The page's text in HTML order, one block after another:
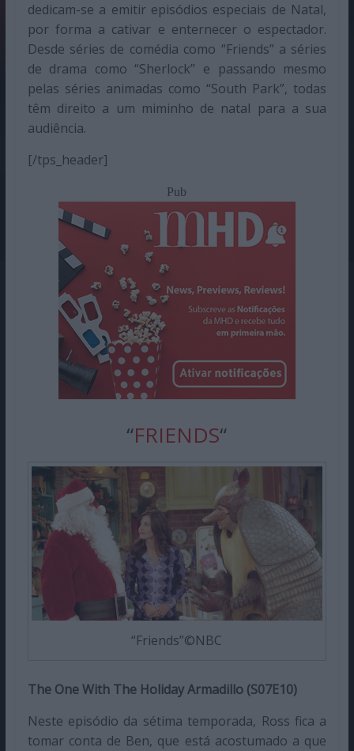
dedicam-se a emitir episódios especiais de Natal,
por forma a cativar e enternecer o espectador.
Desde séries de comédia como “Friends” a séries
de drama como “Sherlock” e passando mesmo
pelas séries animadas como “South Park”, todas
têm direito a um miminho de natal para a sua
audiência.
[/tps_header]
Pub
“FRIENDS“
“Friends”©NBC
The One With The Holiday Armadillo (S07E10)
Neste episódio da sétima temporada, Ross fica a
tomar conta de Ben, que está acostumado a que